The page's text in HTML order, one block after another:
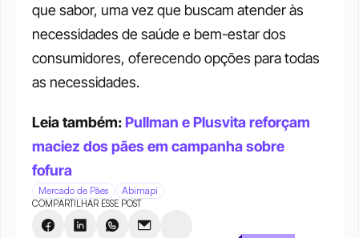
que sabor, uma vez que buscam atender às
necessidades de saúde e bem-estar dos
consumidores, oferecendo opções para todas
as necessidades.
Leia também: Pullman e Plusvita reforçam
maciez dos pães em campanha sobre
fofura
Mercado de Pães Abimapi
COMPARTILHAR ESSE POST